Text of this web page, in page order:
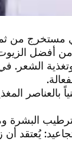
مستخرج من
أفضل الزيوت
الشعر. في
بالعناصر